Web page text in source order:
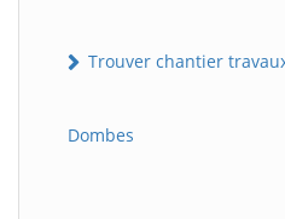
Trouver chantier
Dombes